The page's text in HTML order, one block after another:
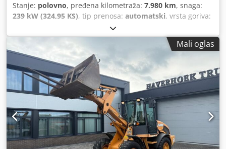
Stanje: polovno, pređena kilometraža: 7.980 km, snaga:
239 kW (324,95 KS), tip prenosa: automatski, vrsta goriva:
, prva registracija:
proizvodnje:2013, Oprema:klima uređaj, = Dodatne opcije
i oprema = - Klima uređaj - Radio - Servo upravljač -
Sunčana klapna = Napomene = +++Težina: 24.000 kg
Km/h+++ +++4x4+++ +++Gume 26,5xR25 90%+++ +++Radna
svetla+++ +++Amortizer vibracija+++ +++Diferencijalna
blokada prednje osovine+++ +++Kašika 3,6 m³+++
+++Vaga+++ - Opšte: Crodoy Hu U Aopfx Alcof - Motor: Case
- Menjač: Automatski - Ukupan broj sedišta: 1 -
Bezbednost: - Kamera za vožnju unazad - Kabina: - Klima
uređaj - Ventilacija sa mlaznicama - Eksterijer: - Servo
upravljač - Sunčana vizir - Vozačeva vrata - Audio,
Mali oglas